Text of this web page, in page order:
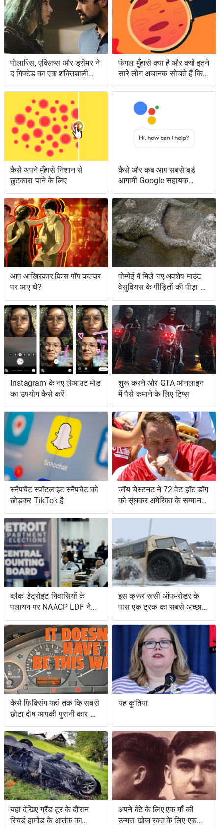
पोलारिस, एक्लिप्स और ड्रीमर ने
द गिफ्टेड का एक शक्तिशाली
एपिसोड लंगर डाला
फंगल मुँहासे क्या है और क्यों इतने
सारे लोग अचानक सोचते हैं कि
उनके पास क्या है?
कैसे अपने मुँहासे निशान से
छुटकारा पाने के लिए
कैसे और कब आप सबसे बड़े
आगामी Google सहायक
सुविधाओं तक पहुँच सकते हैं
आप आखिरकार किस पॉप कल्चर
पर आए थे?
पोम्पेई में मिले नए अवशेष माउंट
वेसुवियस के पीड़ितों की पीड़ा को
दर्शाते हैं
Instagram के नए लेआउट मोड
का उपयोग कैसे करें
शुरू करने और GTA ऑनलाइन
में पैसे कमाने के लिए टिप्स
स्नैपचैट स्पॉटलाइट स्नैपचैट को
छोड़कर TikTok है
जॉय चेस्टनट ने 72 वेट हॉट डॉग
को सूंघकर अमेरिका के सम्मान
की रक्षा की
ब्लैक डेट्रोइट निवासियों के
पलायन पर NAACP LDF ने
मुकदमा किया, मिशिगन के वोट
सर्टिफिकेशन को रोकने के
प्रयासों के लिए वोटिंग अधिकार
अधिनियम का उल्लंघन
इस क्रूर रूसी ऑफ-रोडर के
पास एक ट्रक का सबसे अच्छा
और एक उभयचर टैंक का सबसे
अच्छा है
कैसे फिक्सिंग यहां तक ​​कि सबसे
छोटा दोष आपकी पुरानी कार को
नया जैसा महसूस करा सकता है
यह कुतिया
यहां देखिए ग्रैंड टूर के दौरान
रिचर्ड हामोंड के आतंक का
अपने बेटे के लिए एक माँ की
उन्मत्त खोज रक्त के लिए एक